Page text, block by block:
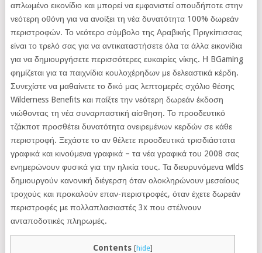
απλωμένο εικονίδιο και μπορεί να εμφανιστεί οπουδήποτε στην
νεότερη οθόνη για να ανοίξει τη νέα δυνατότητα 100% δωρεάν
περιστροφών. Το νεότερο σύμβολο της Αραβικής Πριγκίπισσας
είναι το τρελό σας για να αντικαταστήσετε όλα τα άλλα εικονίδια
για να δημιουργήσετε περισσότερες ευκαιρίες νίκης. Η BGaming
φημίζεται για τα παιχνίδια κουλοχέρηδων με δελεαστικά κέρδη.
Συνεχίστε να μαθαίνετε το δικό μας λεπτομερές σχόλιο θέσης
Wilderness Benefits και παίξτε την νεότερη δωρεάν έκδοση
νιώθοντας τη νέα συναρπαστική αίσθηση. Το προοδευτικό
τζάκποτ προσθέτει δυνατότητα ονειρεμένων κερδών σε κάθε
περιστροφή. Ξεχάστε το αν θέλετε προοδευτικά τρισδιάστατα
γραφικά και κινούμενα γραφικά – τα νέα γραφικά του 2008 σας
ενημερώνουν φυσικά για την ηλικία τους. Τα διευρυνόμενα wilds
δημιουργούν κανονική διέγερση όταν ολοκληρώνουν μεσαίους
τροχούς και προκαλούν επαν-περιστροφές, όταν έχετε δωρεάν
περιστροφές με πολλαπλασιαστές 3x που στέλνουν
ανταποδοτικές πληρωμές.
Contents [hide]